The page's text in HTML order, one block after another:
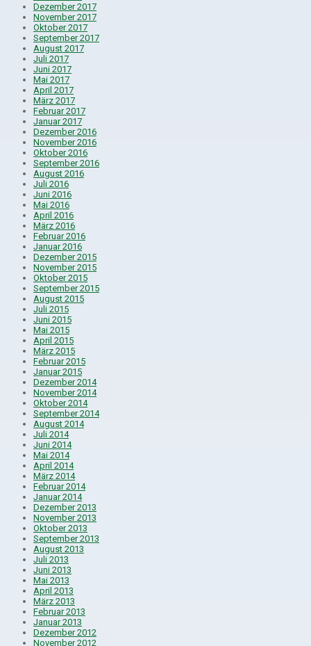
Dezember 2017
November 2017
Oktober 2017
September 2017
August 2017
Juli 2017
Juni 2017
Mai 2017
April 2017
März 2017
Februar 2017
Januar 2017
Dezember 2016
November 2016
Oktober 2016
September 2016
August 2016
Juli 2016
Juni 2016
Mai 2016
April 2016
März 2016
Februar 2016
Januar 2016
Dezember 2015
November 2015
Oktober 2015
September 2015
August 2015
Juli 2015
Juni 2015
Mai 2015
April 2015
März 2015
Februar 2015
Januar 2015
Dezember 2014
November 2014
Oktober 2014
September 2014
August 2014
Juli 2014
Juni 2014
Mai 2014
April 2014
März 2014
Februar 2014
Januar 2014
Dezember 2013
November 2013
Oktober 2013
September 2013
August 2013
Juli 2013
Juni 2013
Mai 2013
April 2013
März 2013
Februar 2013
Januar 2013
Dezember 2012
November 2012